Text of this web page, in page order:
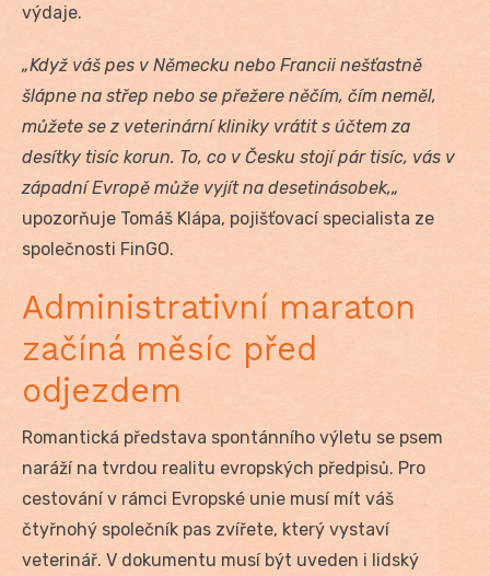
výdaje.
„Když váš pes v Německu nebo Francii nešťastně
šlápne na střep nebo se přežere něčím, čím neměl,
můžete se z veterinární kliniky vrátit s účtem za
desítky tisíc korun. To, co v Česku stojí pár tisíc, vás v
západní Evropě může vyjít na desetinásobek,„
upozorňuje Tomáš Klápa, pojišťovací specialista ze
společnosti FinGO.
Administrativní maraton
začíná měsíc před
odjezdem
Romantická představa spontánního výletu se psem
naráží na tvrdou realitu evropských předpisů. Pro
cestování v rámci Evropské unie musí mít váš
čtyřnohý společník pas zvířete, který vystaví
veterinář. V dokumentu musí být uveden i lidský